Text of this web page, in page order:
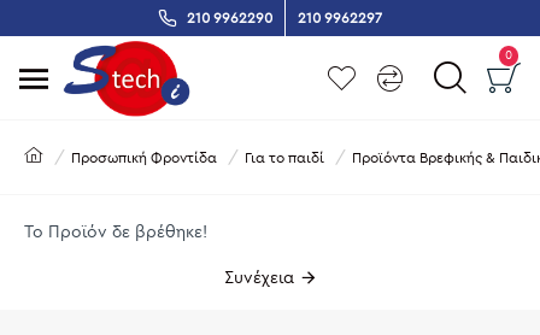
210 9962290 210 9962297
0
Προσωπική Φροντίδα Για το παιδί Προϊόντα Βρεφικής &
Το Προϊόν δε βρέθηκε!
Συνέχεια